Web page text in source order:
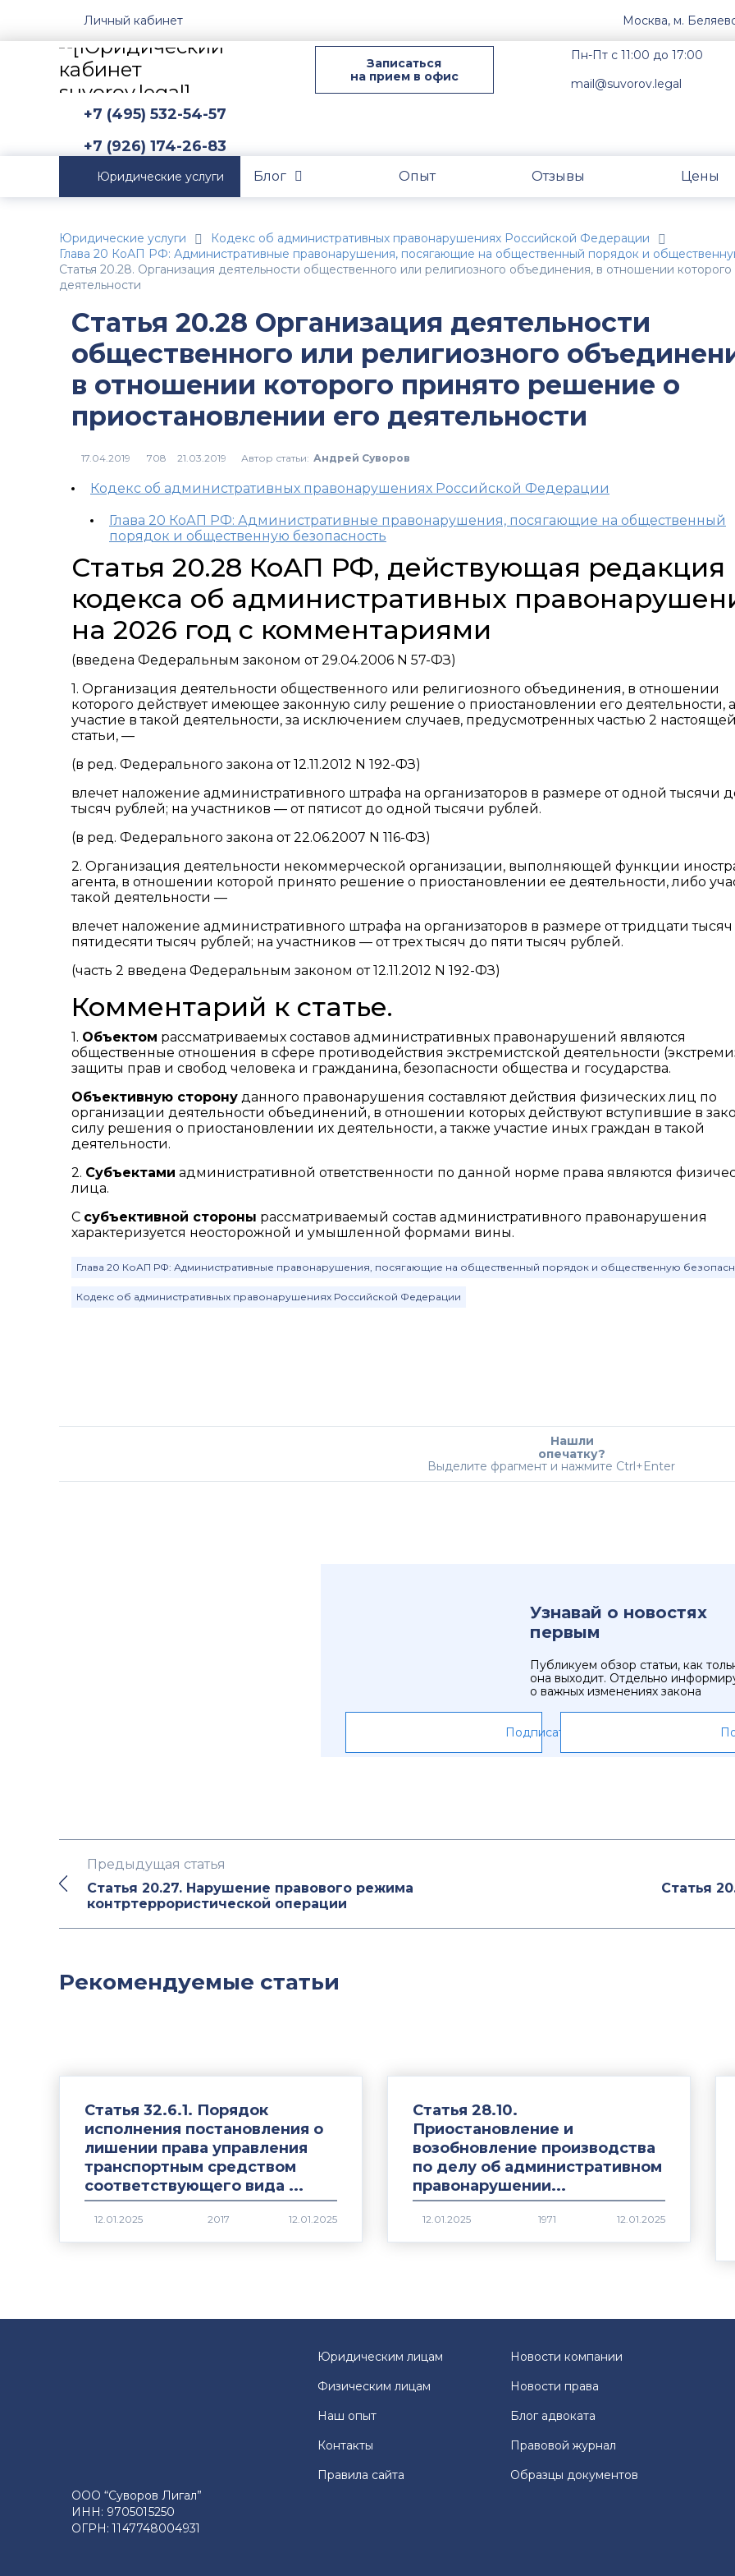
Личный кабинет Москва, м.
Записаться
на прием в офис
Пн-Пт с 11:00 до 17:00
mail@suvorov.legal
+7 (495) 532-54-57
+7 (926) 174-26-83
Юридические услуги Блог Опыт Отзывы Цены
Юридические услуги
Кодекс об административных правонарушениях Российской Федерации
Глава 20 КоАП РФ: Административные правонарушения, посягающие на общественный порядок и
Статья 20.28. Организация деятельности общественного или религиозного объединения, в отношении
деятельности
Статья 20.28 Организация деятельности
общественного или религиозного
в отношении которого принято решение о
приостановлении его деятельности
708 Автор статьи: Андрей Суворов
Кодекс об административных правонарушениях Российской Федерации
Глава 20 КоАП РФ: Административные правонарушения, посягающие на общественный
порядок и общественную безопасность
Статья 20.28 КоАП РФ, действующая редакция
кодекса об административных
на 2026 год с комментариями
(введена Федеральным законом от 29.04.2006 N 57-ФЗ)
1. Организация деятельности общественного или религиозного объединения, в отношении
которого действует имеющее законную силу решение о приостановлении его деятельности,
участие в такой деятельности, за исключением случаев, предусмотренных частью 2 настоящей
статьи, —
(в ред. Федерального закона от 12.11.2012 N 192-ФЗ)
влечет наложение административного штрафа на организаторов в размере от одной тысячи
тысяч рублей; на участников — от пятисот до одной тысячи рублей.
(в ред. Федерального закона от 22.06.2007 N 116-ФЗ)
2. Организация деятельности некоммерческой организации, выполняющей функции
агента, в отношении которой принято решение о приостановлении ее деятельности, либо
такой деятельности —
влечет наложение административного штрафа на организаторов в размере от тридцати
пятидесяти тысяч рублей; на участников — от трех тысяч до пяти тысяч рублей.
(часть 2 введена Федеральным законом от 12.11.2012 N 192-ФЗ)
Комментарий к статье.
1. Объектом рассматриваемых составов административных правонарушений являются
общественные отношения в сфере противодействия экстремистской деятельности
защиты прав и свобод человека и гражданина, безопасности общества и государства.
Объективную сторону данного правонарушения составляют действия физических лиц по
организации деятельности объединений, в отношении которых действуют вступившие в
силу решения о приостановлении их деятельности, а также участие иных граждан в такой
деятельности.
2. Субъектами административной ответственности по данной норме права являются
лица.
С субъективной стороны рассматриваемый состав административного правонарушения
характеризуется неосторожной и умышленной формами вины.
Глава 20 КоАП РФ: Административные правонарушения, посягающие на общественный порядок и общественную
Кодекс об административных правонарушениях Российской Федерации
Нашли
опечатку?
Выделите фрагмент и нажмите Ctrl+Enter
Узнавай о новостях
первым
Публикуем обзор статьи, как
она выходит. Отдельно
о важных изменениях закона
Подписаться
Предыдущая статья
Статья 20.27. Нарушение правового режима
контртеррористической операции
Статья
Рекомендуемые статьи
Статья 32.6.1. Порядок
исполнения постановления о
лишении права управления
транспортным средством
соответствующего вида ...
2017
Статья 28.10.
Приостановление и
возобновление производства
по делу об административном
правонарушении...
1971
ООО “Суворов Лигал”
ИНН: 9705015250
ОГРН: 1147748004931
Юридическим лицам
Новости компании
Физическим лицам
Новости права
Наш опыт
Блог адвоката
Контакты
Правовой журнал
Правила сайта
Образцы документов